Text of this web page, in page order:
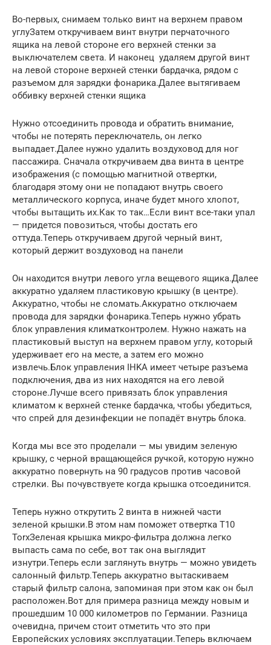
Во-первых, снимаем только винт на верхнем правом
углуЗатем откручиваем винт внутри перчаточного
ящика на левой стороне его верхней стенки за
выключателем света. И наконец удаляем другой винт
на левой стороне верхней стенки бардачка, рядом с
разъемом для зарядки фонарика.Далее вытягиваем
оббивку верхней стенки ящика
Нужно отсоединить провода и обратить внимание,
чтобы не потерять переключатель, он легко
выпадает.Далее нужно удалить воздуховод для ног
пассажира. Сначала откручиваем два винта в центре
изображения (с помощью магнитной отвертки,
благодаря этому они не попадают внутрь своего
металлического корпуса, иначе будет много хлопот,
чтобы вытащить их.Как то так…Если винт все-таки упал
— придется повозиться, чтобы достать его
оттуда.Теперь откручиваем другой черный винт,
который держит воздуховод на панели
Он находится внутри левого угла вещевого ящика.Далее
аккуратно удаляем пластиковую крышку (в центре).
Аккуратно, чтобы не сломать.Аккуратно отключаем
провода для зарядки фонарика.Теперь нужно убрать
блок управления климатконтролем. Нужно нажать на
пластиковый выступ на верхнем правом углу, который
удерживает его на месте, а затем его можно
извлечь.Блок управления IHKA имеет четыре разъема
подключения, два из них находятся на его левой
стороне.Лучше всего привязать блок управления
климатом к верхней стенке бардачка, чтобы убедиться,
что спрей для дезинфекции не попадёт внутрь блока.
Когда мы все это проделали — мы увидим зеленую
крышку, с черной вращающейся ручкой, которую нужно
аккуратно повернуть на 90 градусов против часовой
стрелки. Вы почувствуете когда крышка отсоединится.
Теперь нужно открутить 2 винта в нижней части
зеленой крышки.В этом нам поможет отвертка T10
TorxЗеленая крышка микро-фильтра должна легко
выпасть сама по себе, вот так она выглядит
изнутри.Теперь если заглянуть внутрь — можно увидеть
салонный фильтр.Теперь аккуратно вытаскиваем
старый фильтр салона, запоминая при этом как он был
расположен.Вот для примера разница между новым и
прошедшим 10 000 километров по Германии. Разница
очевидна, причем стоит отметить что это при
Европейских условиях эксплуатации.Теперь включаем